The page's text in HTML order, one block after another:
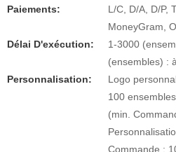
Paiements:
L/C, D/A, D/P,
MoneyGram,
Délai D'exécution:
1-3000
(ensembles) :
Personnalisation:
Logo
100
(min.
Commande :